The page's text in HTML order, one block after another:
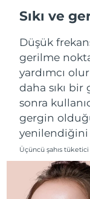
Sıkı ve
Düşük
gerilme
yardımcı
daha sıkı
sonra
gergin
Üçüncü şahıs
Umman
Filipinler
Polonya
Portekiz
Porto Riko
Katar
Reunion